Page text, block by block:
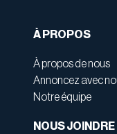
À PROPOS
À propos de nous
Annoncez avec
Notre équipe
NOUS JOINDRE